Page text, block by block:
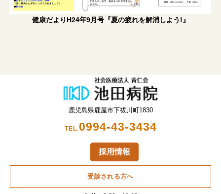
健康だよりH24年9月号『夏の疲れを解消しよう!』
鹿児島県鹿屋市下祓川町1830
TEL.0994-43-3434
採用情報
受診される方へ